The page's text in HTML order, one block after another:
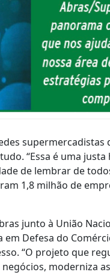
supermercadistas
“Essa é uma
de lembrar de
1,8 milhão de
junto à União
Defesa do
“O projeto que
moderniza